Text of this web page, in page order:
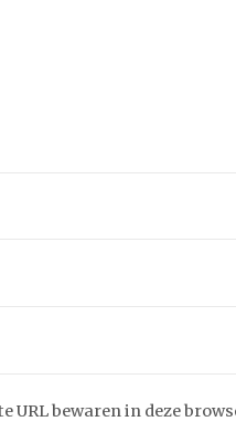
URL bewaren in deze